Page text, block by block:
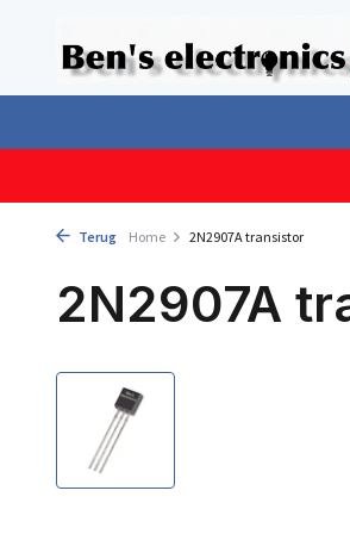
Terug Home 2N2907A transistor
2N2907A